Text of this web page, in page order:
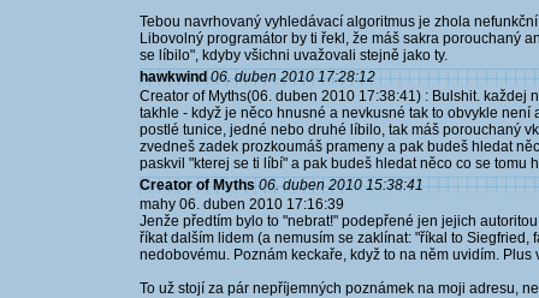
Tebou navrhovaný vyhledávací algoritmus je zhola
Libovolný programátor by ti řekl, že máš sakra porouchaný
se líbilo", kdyby všichni uvažovali stejně jako ty.
hawkwind 06. duben 2010 17:28:12
Creator of Myths(06. duben 2010 17:38:41) : Bulshit. každej
takhle - když je něco hnusné a nevkusné tak to obvykle
postlé tunice, jedné nebo druhé líbilo, tak máš porouchaný
zvedneš zadek prozkoumáš prameny a pak budeš hledat
paskvil "kterej se ti líbí" a pak budeš hledat něco co se tomu
Creator of Myths 06. duben 2010 15:38:41
mahy 06. duben 2010 17:16:39
Jenže předtím bylo to "nebrat!" podepřené jen jejich
říkat dalším lidem (a nemusím se zaklínat: "říkal to Siegfried,
nedobovému. Poznám keckaře, když to na něm uvidím.
To už stojí za pár nepříjemných poznámek na moji adresu,